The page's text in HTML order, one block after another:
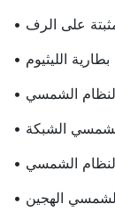
مثبتة على الرف
بطارية الليثيوم
النظام الشمسي
الشبكة
الشمسي
الشمسي الهجين